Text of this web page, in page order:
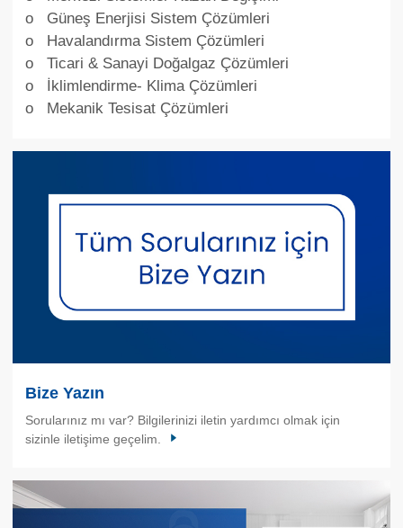
o Güneş Enerjisi Sistem Çözümleri
o Havalandırma Sistem Çözümleri
o Ticari & Sanayi Doğalgaz Çözümleri
o İklimlendirme- Klima Çözümleri
o Mekanik Tesisat Çözümleri
Bize Yazın
Sorularınız mı var? Bilgilerinizi iletin yardımcı olmak için
sizinle iletişime geçelim.